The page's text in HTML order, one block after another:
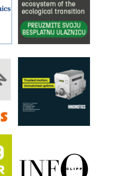
Industrial – Napredna
u hidrauličkim i
– vizuelne priče
Rittal
za vašu pametnu
energijom
· Display
Hybrid 1500 VDC
sa tečnim